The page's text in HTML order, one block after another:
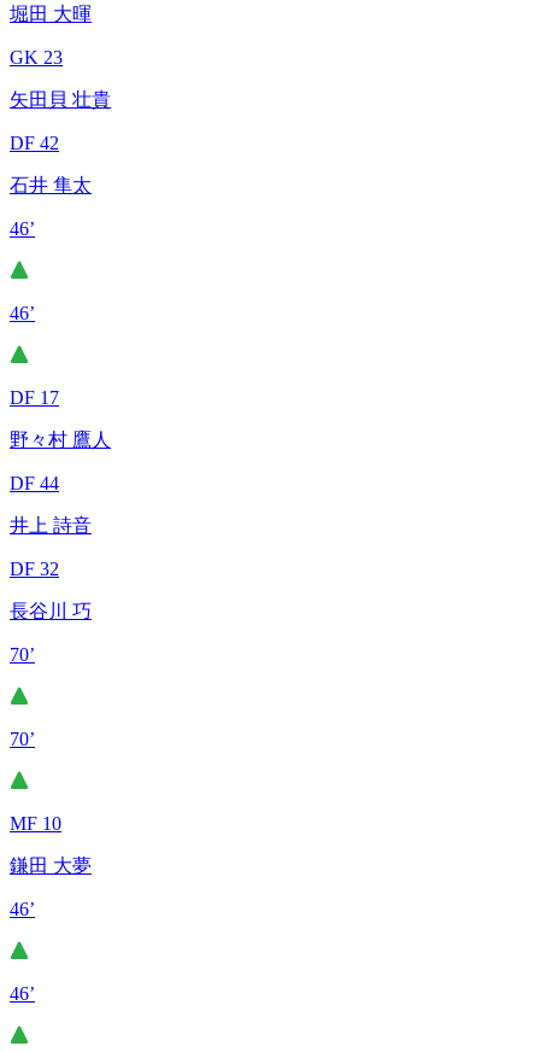
堀田 大暉
GK 23
矢田貝 壮貴
DF 42
石井 隼太
46’
46’
DF 17
野々村 鷹人
DF 44
井上 詩音
DF 32
長谷川 巧
70’
70’
MF 10
鎌田 大夢
46’
46’